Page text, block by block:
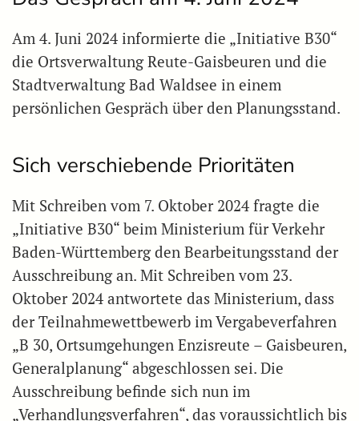
Am 4. Juni 2024 informierte die „Initiative B30“
die Ortsverwaltung Reute-Gaisbeuren und die
Stadtverwaltung Bad Waldsee in einem
persönlichen Gespräch über den Planungsstand.
Sich verschiebende Prioritäten
Mit Schreiben vom 7. Oktober 2024 fragte die
„Initiative B30“ beim Ministerium für Verkehr
Baden-Württemberg den Bearbeitungsstand der
Ausschreibung an. Mit Schreiben vom 23.
Oktober 2024 antwortete das Ministerium, dass
der Teilnahmewettbewerb im Vergabeverfahren
„B 30, Ortsumgehungen Enzisreute – Gaisbeuren,
Generalplanung“ abgeschlossen sei. Die
Ausschreibung befinde sich nun im
„Verhandlungsverfahren“, das voraussichtlich bis